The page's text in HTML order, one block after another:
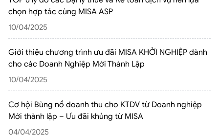
chọn hợp tác cùng MISA ASP
10/04/2025
Giới thiệu chương trình ưu đãi MISA KHỞI NGHIỆP dành
cho các Doanh Nghiệp Mới Thành Lập
10/04/2025
Cơ hội Bùng nổ doanh thu cho KTDV từ Doanh nghiệp
Mới thành lập – Ưu đãi khủng từ MISA
04/04/2025